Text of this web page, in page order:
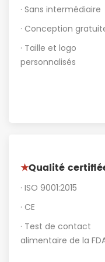
· Sans intermédiaire
· Conception
· Taille et logo
personnalisés
★Qualité
· ISO 9001:2015
· CE
· Test de contact
alimentaire de la